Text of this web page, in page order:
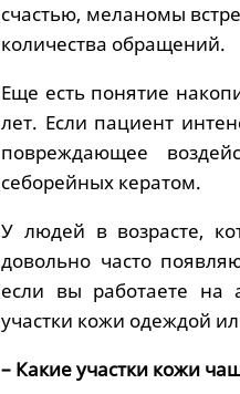
счастью, меланомы
количества обращений.
Еще есть понятие
лет. Если пациент
повреждающее
себорейных кератом.
У людей в возрасте,
довольно часто
если вы работаете на
участки кожи одеждой
– Какие участки кожи